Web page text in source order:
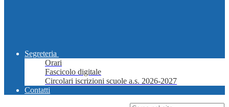
Segreteria
Orari
Fascicolo digitale
Circolari iscrizioni scuole a.s. 2026-2027
Contatti